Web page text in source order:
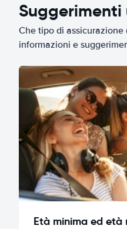
Che tipo di
informazioni e
Età minima ed età